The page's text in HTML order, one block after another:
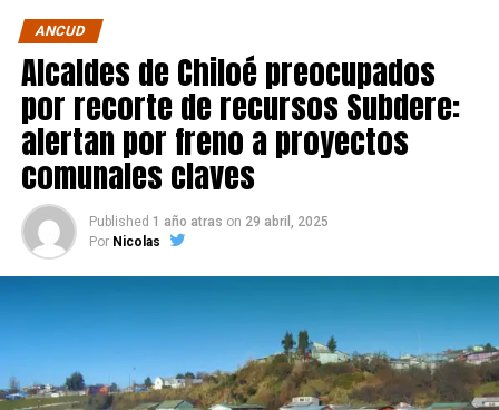
ANCUD
Alcaldes de Chiloé preocupados
por recorte de recursos Subdere:
alertan por freno a proyectos
comunales claves
Published 1 año atras on 29 abril, 2025
Por Nicolas